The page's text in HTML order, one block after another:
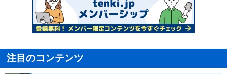
注目のコンテンツ